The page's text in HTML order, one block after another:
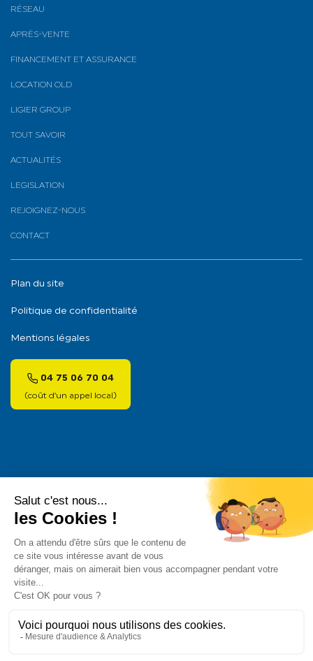
RÉSEAU
APRÈS-VENTE
FINANCEMENT ET ASSURANCE
LOCATION OLD
LIGIER GROUP
TOUT SAVOIR
ACTUALITÉS
LEGISLATION
REJOIGNEZ-NOUS
CONTACT
Plan du site
Politique de confidentialité
Mentions légales
04 75 06 70 04
(coût d’un appel local)
Pour les trajets courts, privilégiez la marche ou le vélo
#SeDéplacerMoinsPolluer